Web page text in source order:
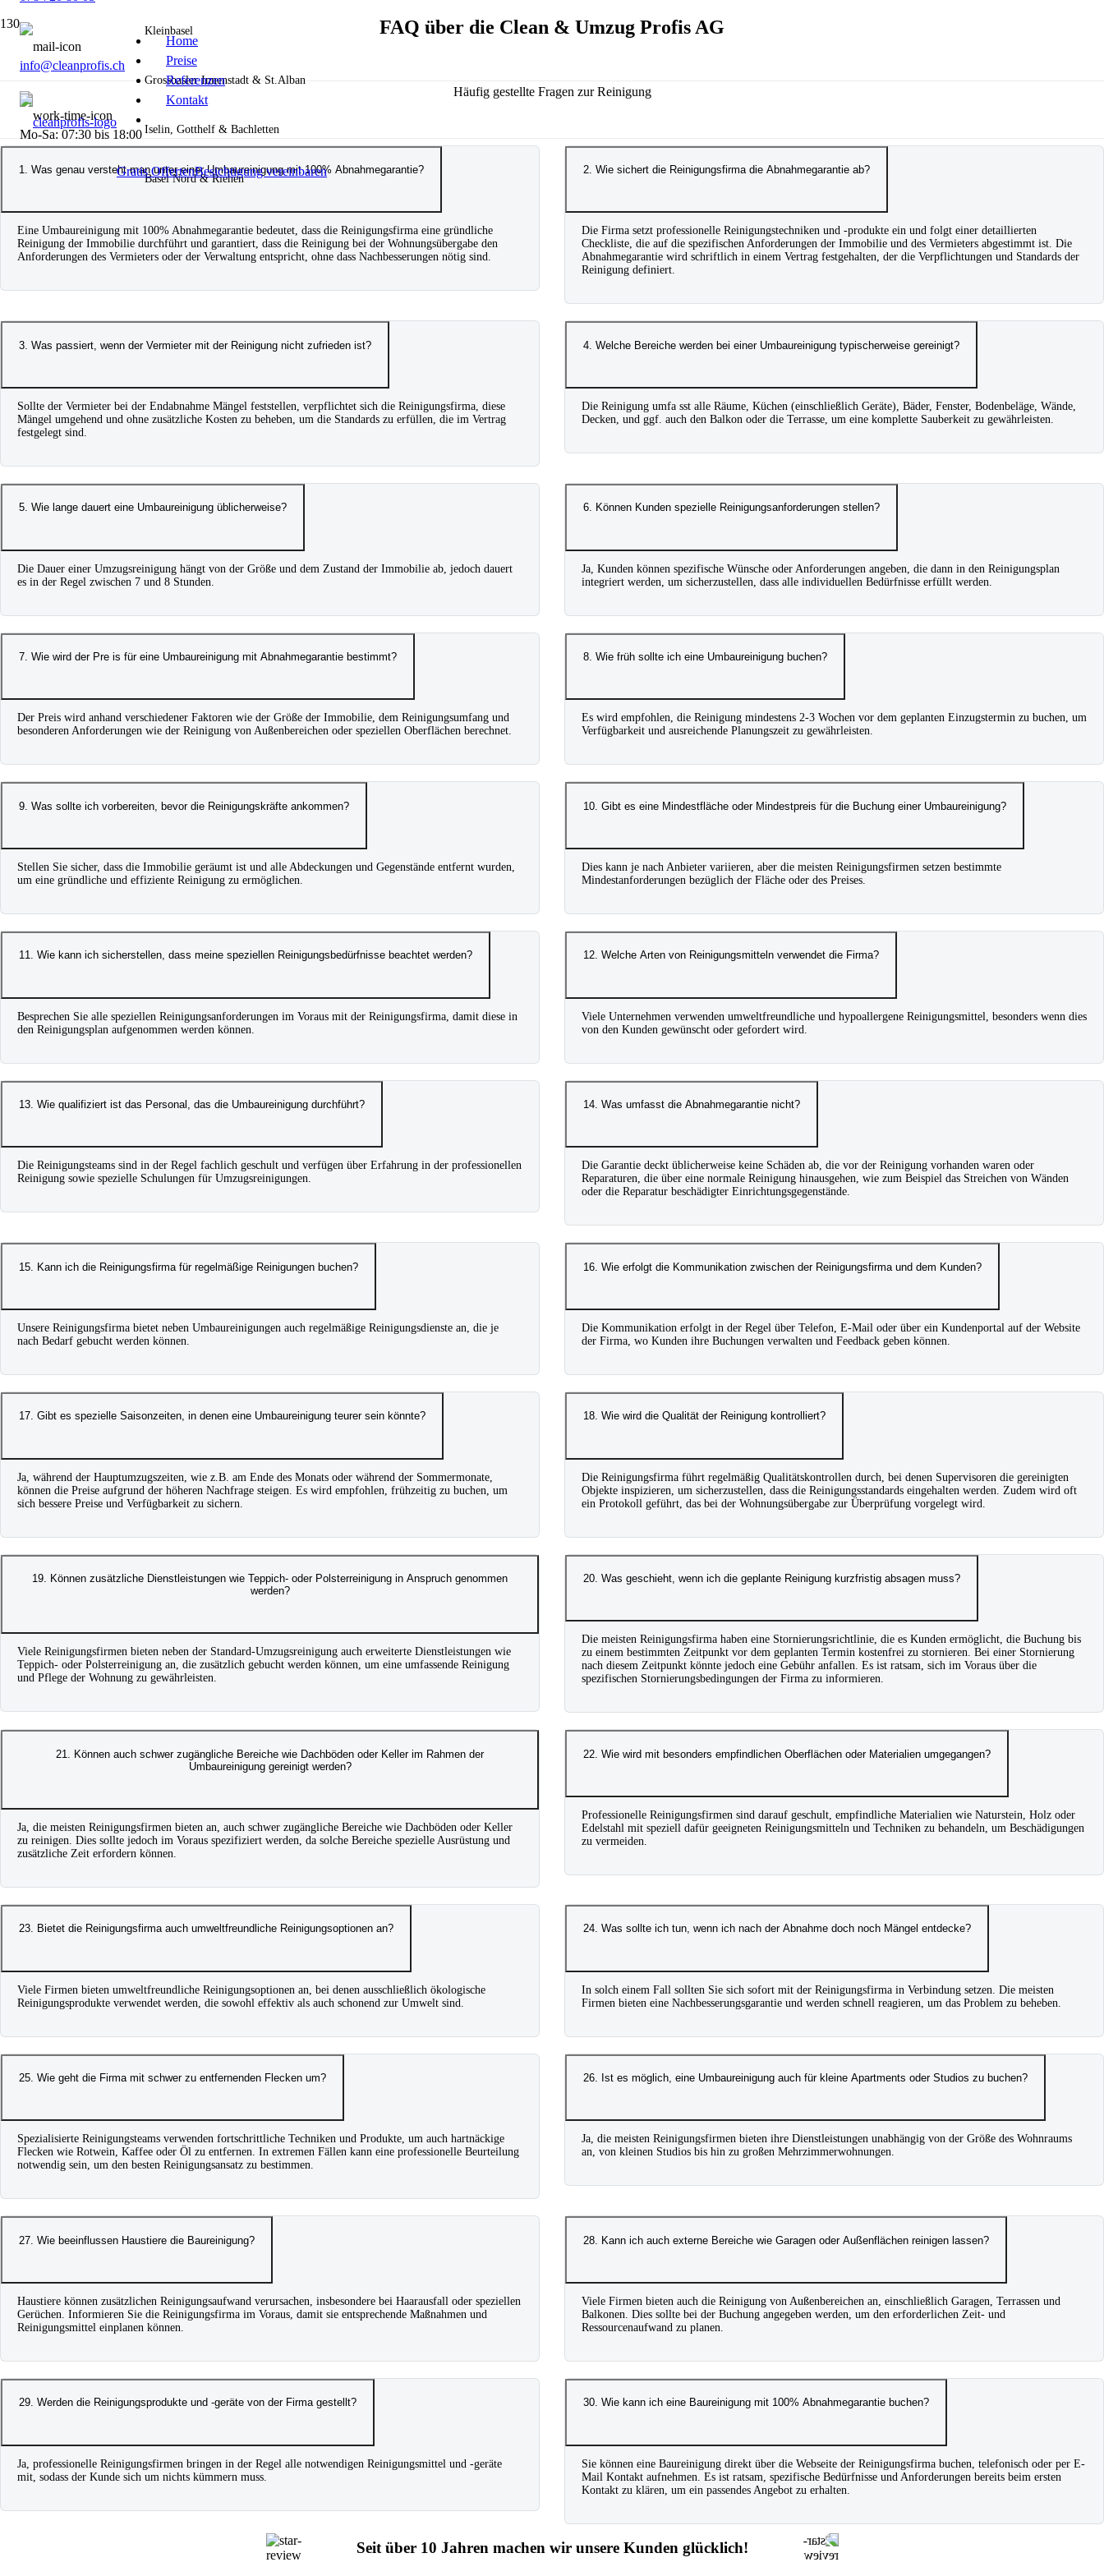
info@cleanprofis.ch
Mo-Sa: 07:30 bis 18:00
Kleinbasel
Grossbasler Innenstadt & St.Alban
Iselin, Gotthelf & Bachletten
Basel Nord & Riehen
Home
Preise
Referenzen
Kontakt
Gratis OffertenBesichtigung vereinbaren
FAQ über die Clean & Umzug Profis AG
Häufig gestellte Fragen zur Reinigung
1. Was genau versteht man unter einer Umbaureinigung mit 100% Abnahmegarantie?
Eine Umbaureinigung mit 100% Abnahmegarantie bedeutet, dass die Reinigungsfirma eine gründliche
Reinigung der Immobilie durchführt und garantiert, dass die Reinigung bei der Wohnungsübergabe den
Anforderungen des Vermieters oder der Verwaltung entspricht, ohne dass Nachbesserungen nötig sind.
2. Wie sichert die Reinigungsfirma die Abnahmegarantie ab?
Die Firma setzt professionelle Reinigungstechniken und -produkte ein und folgt einer detaillierten
Checkliste, die auf die spezifischen Anforderungen der Immobilie und des Vermieters abgestimmt ist. Die
Abnahmegarantie wird schriftlich in einem Vertrag festgehalten, der die Verpflichtungen und Standards der
Reinigung definiert.
3. Was passiert, wenn der Vermieter mit der Reinigung nicht zufrieden ist?
Sollte der Vermieter bei der Endabnahme Mängel feststellen, verpflichtet sich die Reinigungsfirma, diese
Mängel umgehend und ohne zusätzliche Kosten zu beheben, um die Standards zu erfüllen, die im Vertrag
festgelegt sind.
4. Welche Bereiche werden bei einer Umbaureinigung typischerweise gereinigt?
Die Reinigung umfa sst alle Räume, Küchen (einschließlich Geräte), Bäder, Fenster, Bodenbeläge, Wände,
Decken, und ggf. auch den Balkon oder die Terrasse, um eine komplette Sauberkeit zu gewährleisten.
5. Wie lange dauert eine Umbaureinigung üblicherweise?
Die Dauer einer Umzugsreinigung hängt von der Größe und dem Zustand der Immobilie ab, jedoch dauert
es in der Regel zwischen 7 und 8 Stunden.
6. Können Kunden spezielle Reinigungsanforderungen stellen?
Ja, Kunden können spezifische Wünsche oder Anforderungen angeben, die dann in den Reinigungsplan
integriert werden, um sicherzustellen, dass alle individuellen Bedürfnisse erfüllt werden.
7. Wie wird der Pre is für eine Umbaureinigung mit Abnahmegarantie bestimmt?
Der Preis wird anhand verschiedener Faktoren wie der Größe der Immobilie, dem Reinigungsumfang und
besonderen Anforderungen wie der Reinigung von Außenbereichen oder speziellen Oberflächen berechnet.
8. Wie früh sollte ich eine Umbaureinigung buchen?
Es wird empfohlen, die Reinigung mindestens 2-3 Wochen vor dem geplanten Einzugstermin zu buchen, um
Verfügbarkeit und ausreichende Planungszeit zu gewährleisten.
9. Was sollte ich vorbereiten, bevor die Reinigungskräfte ankommen?
Stellen Sie sicher, dass die Immobilie geräumt ist und alle Abdeckungen und Gegenstände entfernt wurden,
um eine gründliche und effiziente Reinigung zu ermöglichen.
10. Gibt es eine Mindestfläche oder Mindestpreis für die Buchung einer Umbaureinigung?
Dies kann je nach Anbieter variieren, aber die meisten Reinigungsfirmen setzen bestimmte
Mindestanforderungen bezüglich der Fläche oder des Preises.
11. Wie kann ich sicherstellen, dass meine speziellen Reinigungsbedürfnisse beachtet werden?
Besprechen Sie alle speziellen Reinigungsanforderungen im Voraus mit der Reinigungsfirma, damit diese in
den Reinigungsplan aufgenommen werden können.
12. Welche Arten von Reinigungsmitteln verwendet die Firma?
Viele Unternehmen verwenden umweltfreundliche und hypoallergene Reinigungsmittel, besonders wenn dies
von den Kunden gewünscht oder gefordert wird.
13. Wie qualifiziert ist das Personal, das die Umbaureinigung durchführt?
Die Reinigungsteams sind in der Regel fachlich geschult und verfügen über Erfahrung in der professionellen
Reinigung sowie spezielle Schulungen für Umzugsreinigungen.
14. Was umfasst die Abnahmegarantie nicht?
Die Garantie deckt üblicherweise keine Schäden ab, die vor der Reinigung vorhanden waren oder
Reparaturen, die über eine normale Reinigung hinausgehen, wie zum Beispiel das Streichen von Wänden
oder die Reparatur beschädigter Einrichtungsgegenstände.
15. Kann ich die Reinigungsfirma für regelmäßige Reinigungen buchen?
Unsere Reinigungsfirma bietet neben Umbaureinigungen auch regelmäßige Reinigungsdienste an, die je
nach Bedarf gebucht werden können.
16. Wie erfolgt die Kommunikation zwischen der Reinigungsfirma und dem Kunden?
Die Kommunikation erfolgt in der Regel über Telefon, E-Mail oder über ein Kundenportal auf der Website
der Firma, wo Kunden ihre Buchungen verwalten und Feedback geben können.
17. Gibt es spezielle Saisonzeiten, in denen eine Umbaureinigung teurer sein könnte?
Ja, während der Hauptumzugszeiten, wie z.B. am Ende des Monats oder während der Sommermonate,
können die Preise aufgrund der höheren Nachfrage steigen. Es wird empfohlen, frühzeitig zu buchen, um
sich bessere Preise und Verfügbarkeit zu sichern.
18. Wie wird die Qualität der Reinigung kontrolliert?
Die Reinigungsfirma führt regelmäßig Qualitätskontrollen durch, bei denen Supervisoren die gereinigten
Objekte inspizieren, um sicherzustellen, dass die Reinigungsstandards eingehalten werden. Zudem wird oft
ein Protokoll geführt, das bei der Wohnungsübergabe zur Überprüfung vorgelegt wird.
19. Können zusätzliche Dienstleistungen wie Teppich- oder Polsterreinigung in Anspruch genommen
werden?
Viele Reinigungsfirmen bieten neben der Standard-Umzugsreinigung auch erweiterte Dienstleistungen wie
Teppich- oder Polsterreinigung an, die zusätzlich gebucht werden können, um eine umfassende Reinigung
und Pflege der Wohnung zu gewährleisten.
20. Was geschieht, wenn ich die geplante Reinigung kurzfristig absagen muss?
Die meisten Reinigungsfirma haben eine Stornierungsrichtlinie, die es Kunden ermöglicht, die Buchung bis
zu einem bestimmten Zeitpunkt vor dem geplanten Termin kostenfrei zu stornieren. Bei einer Stornierung
nach diesem Zeitpunkt könnte jedoch eine Gebühr anfallen. Es ist ratsam, sich im Voraus über die
spezifischen Stornierungsbedingungen der Firma zu informieren.
21. Können auch schwer zugängliche Bereiche wie Dachböden oder Keller im Rahmen der
Umbaureinigung gereinigt werden?
Ja, die meisten Reinigungsfirmen bieten an, auch schwer zugängliche Bereiche wie Dachböden oder Keller
zu reinigen. Dies sollte jedoch im Voraus spezifiziert werden, da solche Bereiche spezielle Ausrüstung und
zusätzliche Zeit erfordern können.
22. Wie wird mit besonders empfindlichen Oberflächen oder Materialien umgegangen?
Professionelle Reinigungsfirmen sind darauf geschult, empfindliche Materialien wie Naturstein, Holz oder
Edelstahl mit speziell dafür geeigneten Reinigungsmitteln und Techniken zu behandeln, um Beschädigungen
zu vermeiden.
23. Bietet die Reinigungsfirma auch umweltfreundliche Reinigungsoptionen an?
Viele Firmen bieten umweltfreundliche Reinigungsoptionen an, bei denen ausschließlich ökologische
Reinigungsprodukte verwendet werden, die sowohl effektiv als auch schonend zur Umwelt sind.
24. Was sollte ich tun, wenn ich nach der Abnahme doch noch Mängel entdecke?
In solch einem Fall sollten Sie sich sofort mit der Reinigungsfirma in Verbindung setzen. Die meisten
Firmen bieten eine Nachbesserungsgarantie und werden schnell reagieren, um das Problem zu beheben.
25. Wie geht die Firma mit schwer zu entfernenden Flecken um?
Spezialisierte Reinigungsteams verwenden fortschrittliche Techniken und Produkte, um auch hartnäckige
Flecken wie Rotwein, Kaffee oder Öl zu entfernen. In extremen Fällen kann eine professionelle Beurteilung
notwendig sein, um den besten Reinigungsansatz zu bestimmen.
26. Ist es möglich, eine Umbaureinigung auch für kleine Apartments oder Studios zu buchen?
Ja, die meisten Reinigungsfirmen bieten ihre Dienstleistungen unabhängig von der Größe des Wohnraums
an, von kleinen Studios bis hin zu großen Mehrzimmerwohnungen.
27. Wie beeinflussen Haustiere die Baureinigung?
Haustiere können zusätzlichen Reinigungsaufwand verursachen, insbesondere bei Haarausfall oder speziellen
Gerüchen. Informieren Sie die Reinigungsfirma im Voraus, damit sie entsprechende Maßnahmen und
Reinigungsmittel einplanen können.
28. Kann ich auch externe Bereiche wie Garagen oder Außenflächen reinigen lassen?
Viele Firmen bieten auch die Reinigung von Außenbereichen an, einschließlich Garagen, Terrassen und
Balkonen. Dies sollte bei der Buchung angegeben werden, um den erforderlichen Zeit- und
Ressourcenaufwand zu planen.
29. Werden die Reinigungsprodukte und -geräte von der Firma gestellt?
Ja, professionelle Reinigungsfirmen bringen in der Regel alle notwendigen Reinigungsmittel und -geräte
mit, sodass der Kunde sich um nichts kümmern muss.
30. Wie kann ich eine Baureinigung mit 100% Abnahmegarantie buchen?
Sie können eine Baureinigung direkt über die Webseite der Reinigungsfirma buchen, telefonisch oder per E-
Mail Kontakt aufnehmen. Es ist ratsam, spezifische Bedürfnisse und Anforderungen bereits beim ersten
Kontakt zu klären, um ein passendes Angebot zu erhalten.
Seit über 10 Jahren machen wir unsere Kunden glücklich!